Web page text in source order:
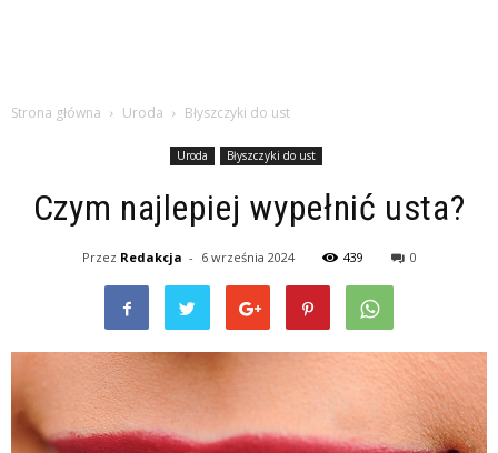
Strona główna Uroda Błyszczyki do ust
Uroda Błyszczyki do ust
Czym najlepiej wypełnić usta?
Przez Redakcja - 6 września 2024 439 0